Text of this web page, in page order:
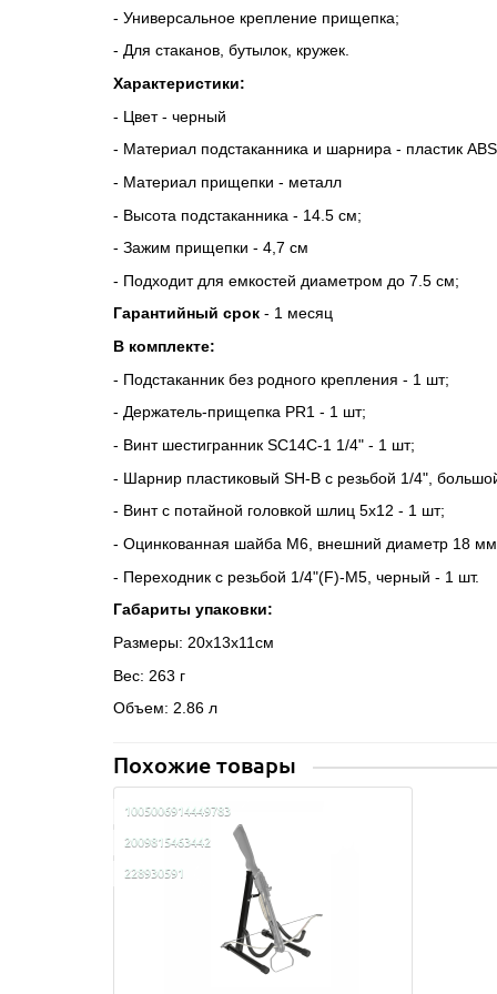
- Универсальное крепление прищепка;
- Для стаканов, бутылок, кружек.
Характеристики:
- Цвет - черный
- Материал подстаканника и шарнира - пластик ABS
- Материал прищепки - металл
- Высота подстаканника - 14.5 см;
- Зажим прищепки - 4,7 см
- Подходит для емкостей диаметром до 7.5 см;
Гарантийный срок - 1 месяц
В комплекте:
- Подстаканник без родного крепления - 1 шт;
- Держатель-прищепка PR1 - 1 шт;
- Винт шестигранник SC14C-1 1/4" - 1 шт;
- Шарнир пластиковый SH-B с резьбой 1/4",
- Винт с потайной головкой шлиц 5х12 - 1 шт;
- Оцинкованная шайба М6, внешний диаметр 18
- Переходник с резьбой 1/4"(F)-М5, черный - 1 шт.
Габариты упаковки:
Размеры: 20х13х11см
Вес: 263 г
Объем: 2.86 л
Похожие товары
1005006914449783
2009815463442
228930591